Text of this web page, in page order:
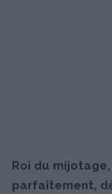
Roi du
parfaitement,